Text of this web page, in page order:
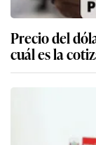
Precio del
cuál es la